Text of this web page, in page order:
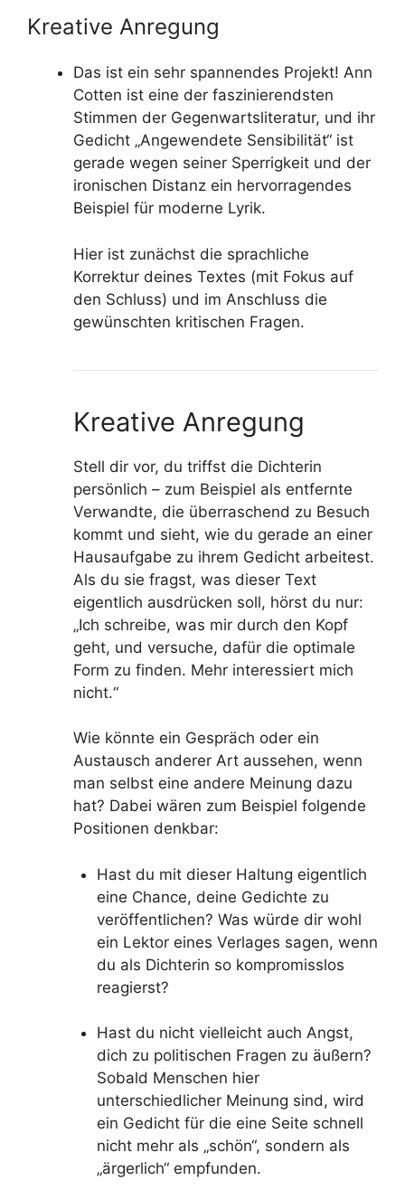
Kreative Anregung
Das ist ein sehr spannendes Projekt! Ann
Cotten ist eine der faszinierendsten
Stimmen der Gegenwartsliteratur, und ihr
Gedicht „Angewendete Sensibilität“ ist
gerade wegen seiner Sperrigkeit und der
ironischen Distanz ein hervorragendes
Beispiel für moderne Lyrik.
Hier ist zunächst die sprachliche
Korrektur deines Textes (mit Fokus auf
den Schluss) und im Anschluss die
gewünschten kritischen Fragen.
Kreative Anregung
Stell dir vor, du triffst die Dichterin
persönlich – zum Beispiel als entfernte
Verwandte, die überraschend zu Besuch
kommt und sieht, wie du gerade an einer
Hausaufgabe zu ihrem Gedicht arbeitest.
Als du sie fragst, was dieser Text
eigentlich ausdrücken soll, hörst du nur:
„Ich schreibe, was mir durch den Kopf
geht, und versuche, dafür die optimale
Form zu finden. Mehr interessiert mich
nicht.“
Wie könnte ein Gespräch oder ein
Austausch anderer Art aussehen, wenn
man selbst eine andere Meinung dazu
hat? Dabei wären zum Beispiel folgende
Positionen denkbar:
Hast du mit dieser Haltung eigentlich
eine Chance, deine Gedichte zu
veröffentlichen? Was würde dir wohl
ein Lektor eines Verlages sagen, wenn
du als Dichterin so kompromisslos
reagierst?
Hast du nicht vielleicht auch Angst,
dich zu politischen Fragen zu äußern?
Sobald Menschen hier
unterschiedlicher Meinung sind, wird
ein Gedicht für die eine Seite schnell
nicht mehr als „schön“, sondern als
„ärgerlich“ empfunden.